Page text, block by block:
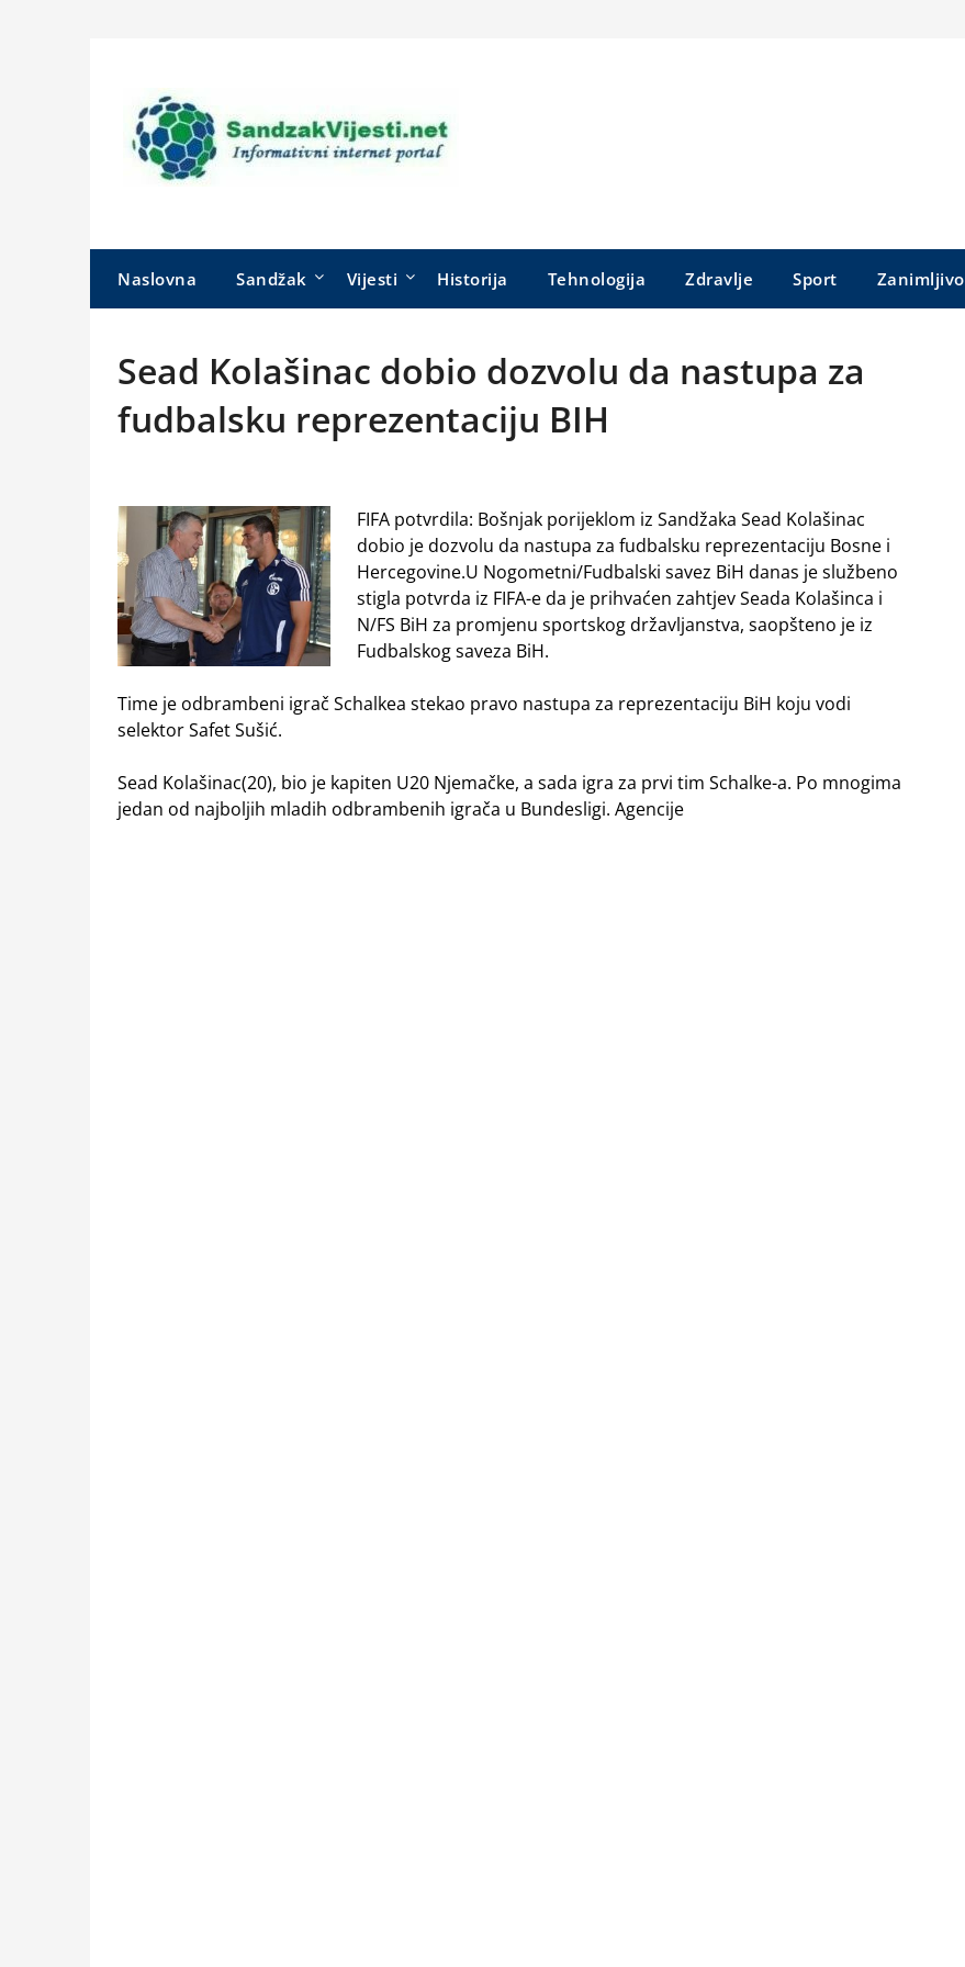
Naslovna Sandžak Vijesti Historija Tehnologija Zdravlje Sport Zanimljivo
Sead Kolašinac dobio dozvolu da nastupa za
fudbalsku reprezentaciju BIH
FIFA potvrdila: Bošnjak porijeklom iz Sandžaka Sead Kolašinac
dobio je dozvolu da nastupa za fudbalsku reprezentaciju Bosne i
Hercegovine.U Nogometni/Fudbalski savez BiH danas je službeno
stigla potvrda iz FIFA-e da je prihvaćen zahtjev Seada Kolašinca i
N/FS BiH za promjenu sportskog državljanstva, saopšteno je iz
Fudbalskog saveza BiH.
Time je odbrambeni igrač Schalkea stekao pravo nastupa za reprezentaciju BiH koju vodi
selektor Safet Sušić.
Sead Kolašinac(20), bio je kapiten U20 Njemačke, a sada igra za prvi tim Schalke-a. Po mnogima
jedan od najboljih mladih odbrambenih igrača u Bundesligi. Agencije